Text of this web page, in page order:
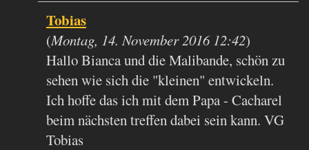
Tobias
(Montag, 14. November 2016 12:42)
Hallo Bianca und die Malibande, schön zu
sehen wie sich die "kleinen" entwickeln.
Ich hoffe das ich mit dem Papa - Cacharel
beim nächsten treffen dabei sein kann. VG
Tobias